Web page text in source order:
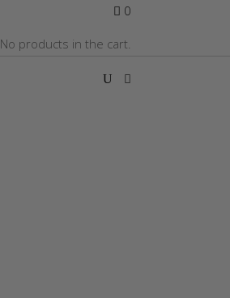
0
No products in the cart.